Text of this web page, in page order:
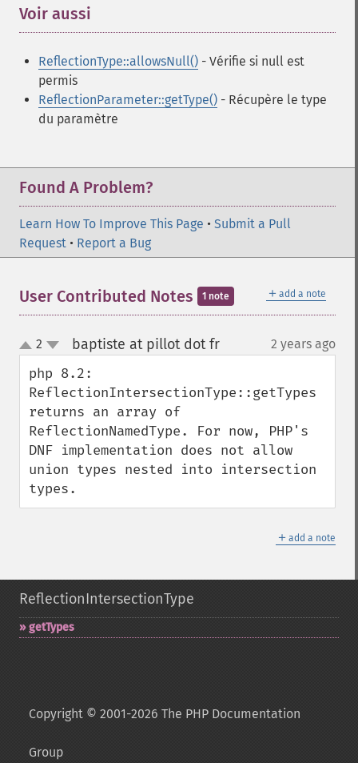
Voir aussi
ReflectionType::allowsNull() - Vérifie si null est
permis
ReflectionParameter::getType() - Récupère le type
du paramètre
Found A Problem?
Learn How To Improve This Page • Submit a Pull
Request • Report a Bug
＋ add a note
User Contributed Notes 1 note
up
down
2 baptiste at pillot dot fr¶ 2 years ago
php 8.2:
ReflectionIntersectionType::getTypes
returns an array of
ReflectionNamedType. For now, PHP's
DNF implementation does not allow
union types nested into intersection
types.
＋ add a note
ReflectionIntersectionType
getTypes
Copyright © 2001-2026 The PHP Documentation
Group